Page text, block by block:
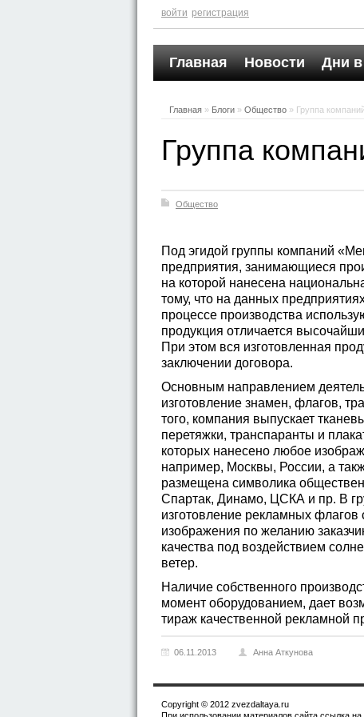
войти регистрация
Главная Новости Дни
Главная » Блоги » Общество » Группа
Группа
Общество
Под эгидой группы компаний
предприятия, занимающиеся
на которой нанесена
тому, что на данных
процессе производства
продукция отличается
При этом вся изготовленная
заключении договора.
Основным направлением
изготовление знамен, флагов,
того, компания выпускает
перетяжки, транспаранты и
которых нанесено любое
например, Москвы, России, а
размещена символика
Спартак, Динамо, ЦСКА и пр. В
изготовление рекламных
изображения по желанию
качества под воздействием
ветер.
Наличие собственного
момент оборудованием, дает
тираж качественной рекламной
06.11.2013 Анна Аткунова
Copyright © 2012 zvezdaltaya.ru